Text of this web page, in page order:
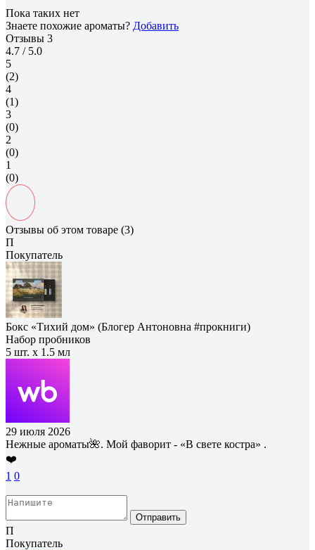
Пока таких нет
Знаете похожие ароматы? Добавить
Отзывы 3
4.7 / 5.0
5
(2)
4
(1)
3
(0)
2
(0)
1
(0)
Отзывы об этом товаре (3)
П
Покупатель
Бокс «Тихий дом» (Блогер Антоновна #прокниги)
Набор пробников
5 шт. х 1.5 мл
29 июля 2026
Нежные ароматы🌺. Мой фаворит - «В свете костра» .
❤️
1 0
Отправить
П
Покупатель